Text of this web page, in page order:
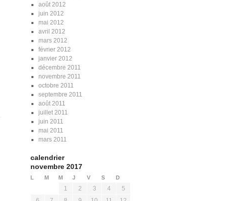
août 2012
juin 2012
mai 2012
avril 2012
mars 2012
février 2012
janvier 2012
décembre 2011
novembre 2011
octobre 2011
septembre 2011
août 2011
juillet 2011
juin 2011
mai 2011
mars 2011
calendrier
novembre 2017
L M M J V S D
1 2 3 4
5